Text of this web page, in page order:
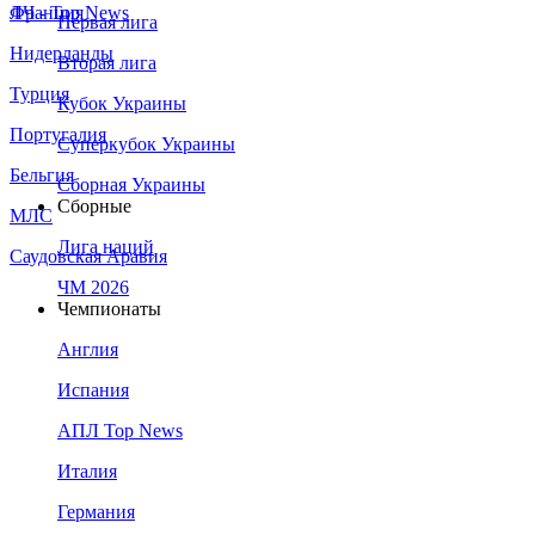
Франция
Нидерланды
Турция
Португалия
Бельгия
МЛС
Саудовская Аравия
ЛЧ - Top News
Первая лига
Вторая лига
Кубок Украины
Суперкубок Украины
Сборная Украины
Сборные
Лига наций
ЧМ 2026
Чемпионаты
Англия
Испания
АПЛ Top News
Италия
Германия